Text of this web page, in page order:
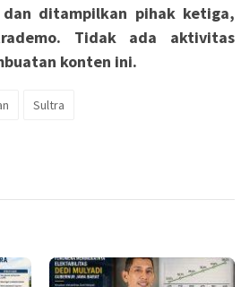
ditampilkan pihak ketiga,
Tidak ada aktivitas
konten ini.
Sultra